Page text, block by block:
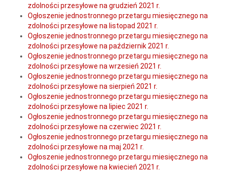
zdolności przesyłowe na grudzień 2021 r.
Ogłoszenie jednostronnego przetargu miesięcznego na
zdolności przesyłowe na listopad 2021 r.
Ogłoszenie jednostronnego przetargu miesięcznego na
zdolności przesyłowe na październik 2021 r.
Ogłoszenie jednostronnego przetargu miesięcznego na
zdolności przesyłowe na wrzesień 2021 r.
Ogłoszenie jednostronnego przetargu miesięcznego na
zdolności przesyłowe na sierpień 2021 r.
Ogłoszenie jednostronnego przetargu miesięcznego na
zdolności przesyłowe na lipiec 2021 r.
Ogłoszenie jednostronnego przetargu miesięcznego na
zdolności przesyłowe na czerwiec 2021 r.
Ogłoszenie jednostronnego przetargu miesięcznego na
zdolności przesyłowe na maj 2021 r.
Ogłoszenie jednostronnego przetargu miesięcznego na
zdolności przesyłowe na kwiecień 2021 r.